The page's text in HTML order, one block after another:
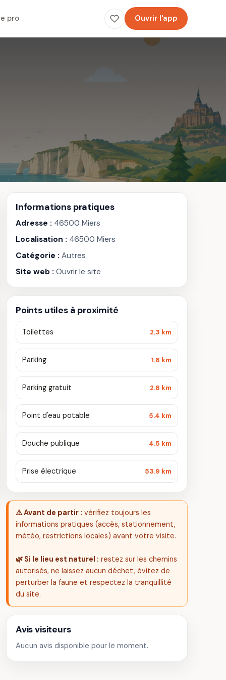
pro Ouvrir l'app
Informations pratiques
Adresse : 46500 Miers
Localisation : 46500 Miers
Catégorie : Autres
Site web : Ouvrir le site
Points utiles à proximité
Toilettes 2.3 km
Parking 1.8 km
Parking gratuit 2.8 km
Point d'eau potable 5.4 km
Douche publique 4.5 km
Prise électrique 53.9 km
⚠️ Avant de partir : vérifiez toujours les
informations pratiques (accès, stationnement,
météo, restrictions locales) avant votre visite.
🌿 Si le lieu est naturel : restez sur les chemins
autorisés, ne laissez aucun déchet, évitez de
perturber la faune et respectez la tranquillité
du site.
Avis visiteurs
Aucun avis disponible pour le moment.